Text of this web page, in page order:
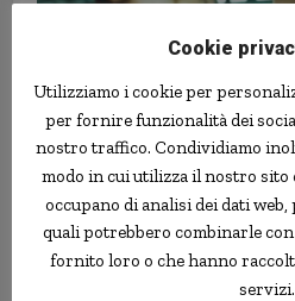
Cookie
Utilizziamo i cookie per
per fornire funzionalità dei
nostro traffico. Condividiamo
modo in cui utilizza il nostro
occupano di analisi dei dati
quali potrebbero combinarle
fornito loro o che hanno
servizi.